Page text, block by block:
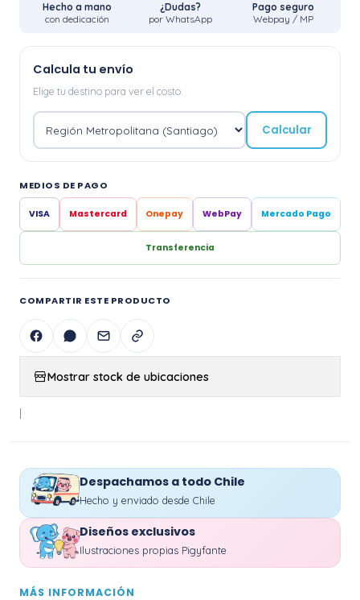
Hecho a mano
con dedicación
¿Dudas?
por WhatsApp
Pago seguro
Webpay / MP
Calcula tu envío
Elige tu destino para ver el costo.
Calcular
MEDIOS DE PAGO
VISA Mastercard Onepay WebPay Mercado Pago
Transferencia
COMPARTIR ESTE PRODUCTO
Mostrar stock de ubicaciones
|
Despachamos a todo Chile
Hecho y enviado desde Chile
Diseños exclusivos
Ilustraciones propias Pigyfante
MÁS INFORMACIÓN